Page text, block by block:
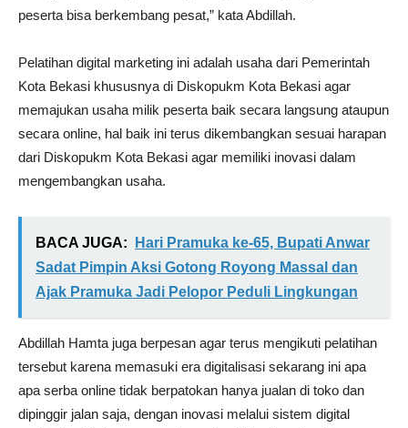
peserta bisa berkembang pesat,” kata Abdillah.
Pelatihan digital marketing ini adalah usaha dari Pemerintah
Kota Bekasi khususnya di Diskopukm Kota Bekasi agar
memajukan usaha milik peserta baik secara langsung ataupun
secara online, hal baik ini terus dikembangkan sesuai harapan
dari Diskopukm Kota Bekasi agar memiliki inovasi dalam
mengembangkan usaha.
BACA JUGA:
Hari Pramuka ke-65, Bupati Anwar
Sadat Pimpin Aksi Gotong Royong Massal dan
Ajak Pramuka Jadi Pelopor Peduli Lingkungan
Abdillah Hamta juga berpesan agar terus mengikuti pelatihan
tersebut karena memasuki era digitalisasi sekarang ini apa
apa serba online tidak berpatokan hanya jualan di toko dan
dipinggir jalan saja, dengan inovasi melalui sistem digital